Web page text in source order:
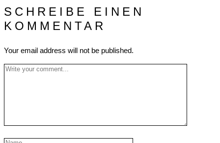
SCHREIBE EINEN
KOMMENTAR
Your email address will not be published.